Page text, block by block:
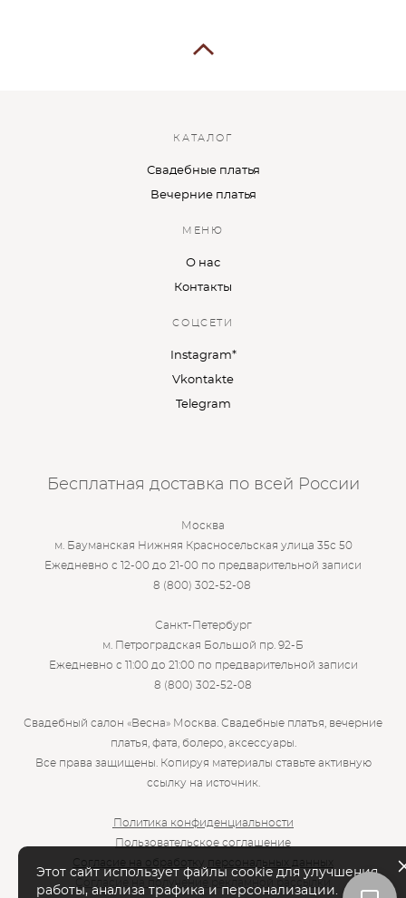
КАТАЛОГ
Свадебные платья
Вечерние платья
МЕНЮ
О нас
Контакты
СОЦСЕТИ
Instagram*
Vkontakte
Telegram
Бесплатная доставка по всей России
Москва
м. Бауманская Нижняя Красносельская улица 35с 50
Ежедневно с 12-00 до 21-00 по предварительной записи
8 (800) 302-52-08
Санкт-Петербург
м. Петроградская Большой пр. 92-Б
Ежедневно с 11:00 до 21:00 по предварительной записи
8 (800) 302-52-08
Свадебный салон «Весна» Москва. Свадебные платья, вечерние
платья, фата, болеро, аксессуары.
Все права защищены. Копируя материалы ставьте активную
ссылку на источник.
Политика конфиденциальности
Пользовательское соглашение
Согласие на обработку персональных данных
Согласие на получение рекламной рассылки
Этот сайт использует файлы cookie для улучшения
работы, анализа трафика и персонализации.